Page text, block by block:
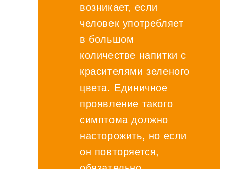
возникает, если
человек употребляет
в большом
количестве напитки с
красителями зеленого
цвета. Единичное
проявление такого
симптома должно
насторожить, но если
он повторяется,